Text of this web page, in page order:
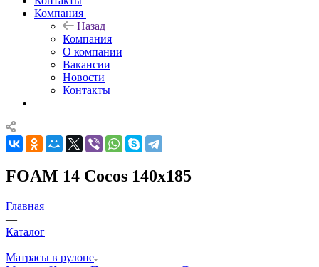
Компания
Назад
Компания
О компании
Вакансии
Новости
Контакты
FOAM 14 Cocos 140x185
Главная
—
Каталог
—
Матрасы в рулоне